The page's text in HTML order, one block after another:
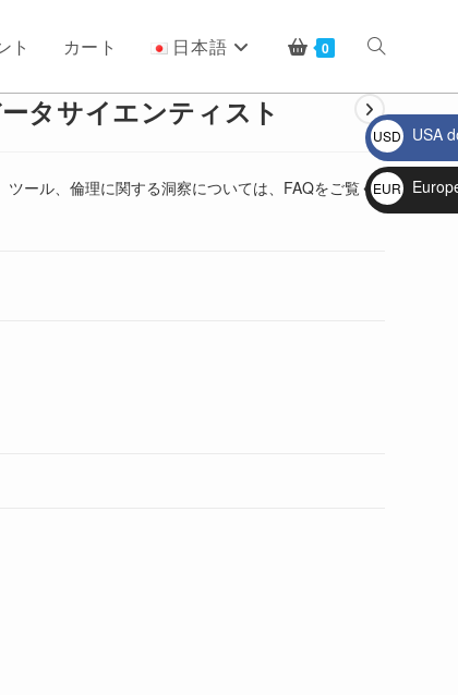
ト カート 日本語 0 ウ
ェ
タサイエンティスト
ール、倫理に関する洞察については、FAQをご覧く
USD
$
USA
EUR
€